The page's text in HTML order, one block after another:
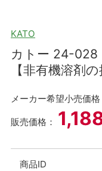
KATO
カトー 24-028
【非有機溶剤の
メーカー希望小売価格
販売価格：
商品ID